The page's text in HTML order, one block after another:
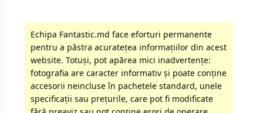
Echipa Fantastic.md face eforturi permanente
pentru a păstra acurateţea informaţiilor din acest
website. Totuși, pot apărea mici inadvertenţe:
fotografia are caracter informativ şi poate conţine
accesorii neincluse în pachetele standard, unele
specificaţii sau preţurile, care pot fi modificate